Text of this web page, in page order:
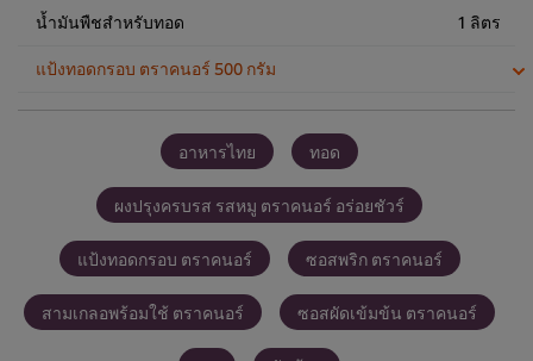
น้ำมันพืชสำหรับทอด 1 ลิตร
แป้งทอดกรอบ ตราคนอร์ 500 กรัม
อาหารไทย ทอด
ผงปรุงครบรส รสหมู ตราคนอร์ อร่อยชัวร์
แป้งทอดกรอบ ตราคนอร์ ซอสพริก ตราคนอร์
สามเกลอพร้อมใช้ ตราคนอร์ ซอสผัดเข้มข้น ตราคนอร์